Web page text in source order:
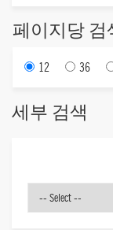
페이지당 검
12 36
세부 검색